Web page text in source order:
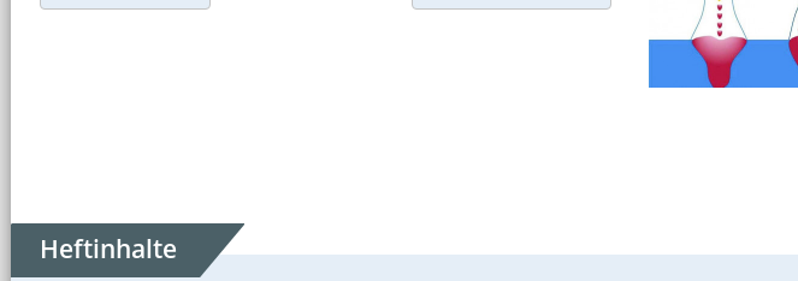
Heftinhalte